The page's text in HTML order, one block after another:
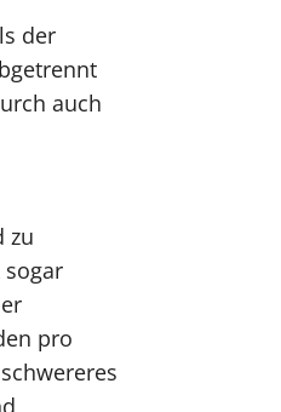
der
auch
zu
pro